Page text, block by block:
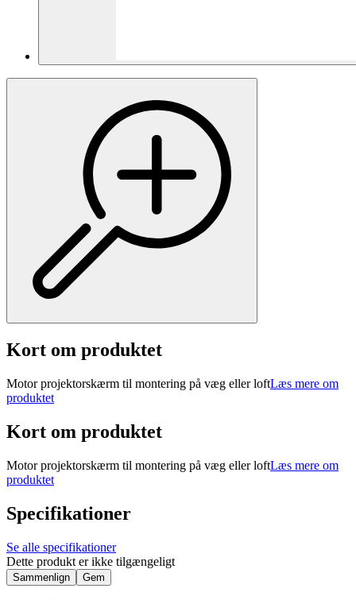
Kort om produktet
Motor projektorskærm til montering på væg eller loftLæs mere om
produktet
Kort om produktet
Motor projektorskærm til montering på væg eller loftLæs mere om
produktet
Specifikationer
Se alle specifikationer
Dette produkt er ikke tilgængeligt
Sammenlign Gem